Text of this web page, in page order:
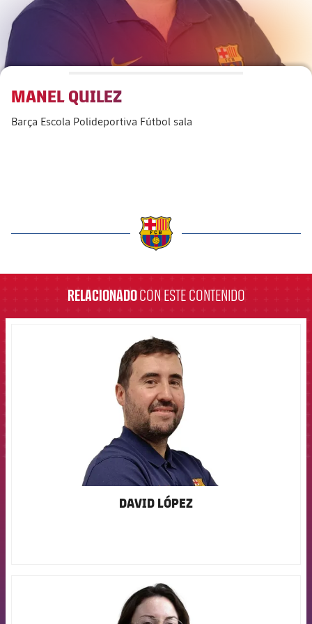
MANEL QUILEZ
Barça Escola Polideportiva Fútbol sala
RELACIONADOCON ESTE CONTENIDO
DAVID LÓPEZ
FCB Barcelona badge